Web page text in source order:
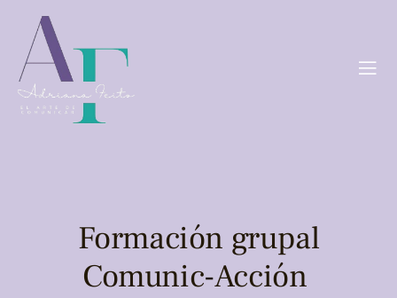
Formación grupal
Comunic-Acción